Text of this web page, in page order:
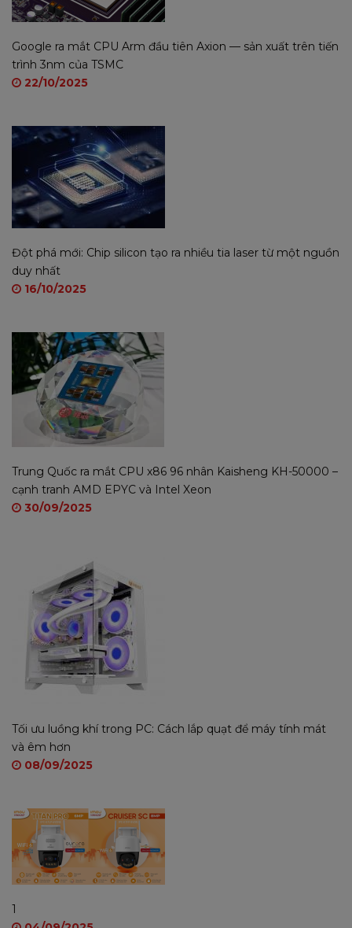
Google ra mắt CPU Arm đầu tiên Axion — sản xuất trên tiến
trình 3nm của TSMC
22/10/2025
Đột phá mới: Chip silicon tạo ra nhiều tia laser từ một nguồn
duy nhất
16/10/2025
Trung Quốc ra mắt CPU x86 96 nhân Kaisheng KH-50000 –
cạnh tranh AMD EPYC và Intel Xeon
30/09/2025
Tối ưu luồng khí trong PC: Cách lắp quạt để máy tính mát
và êm hơn
08/09/2025
1